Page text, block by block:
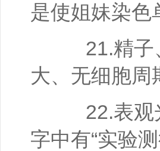
是使姐妹染色
21.精子、
大、无细胞周
22.表观光
字中有“实验测